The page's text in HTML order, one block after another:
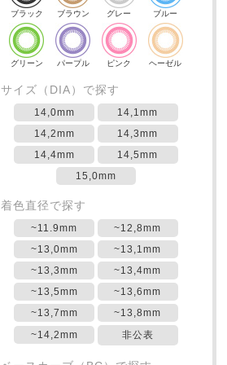
ブラック ブラウン グレー ブルー
グリーン パープル ピンク ヘーゼル
サイズ（DIA）で探す
14,0mm
14,1mm
14,2mm
14,3mm
14,4mm
14,5mm
15,0mm
着色直径で探す
~11.9mm
~12,8mm
~13,0mm
~13,1mm
~13,3mm
~13,4mm
~13,5mm
~13,6mm
~13,7mm
~13,8mm
~14,2mm
非公表